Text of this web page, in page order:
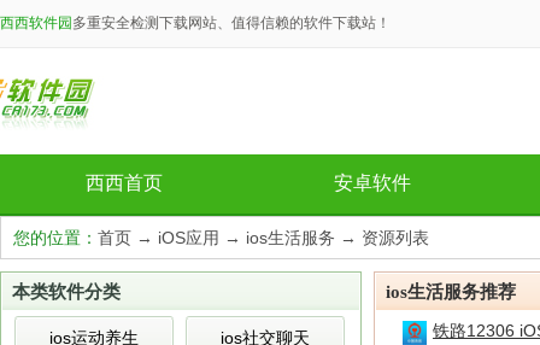
西西软件园 多重安全检测下载网站、值得信赖的软件下载站！
西西首页 安卓软件
您的位置： 首页 → iOS应用 → ios生活服务 → 资源列表
本类软件分类
ios运动养生 ios社交聊天
ios生活服务推荐
铁路12306